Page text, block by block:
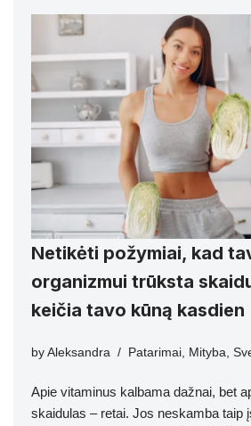
Netikėti požymiai, kad
organizmui trūksta
keičia tavo kūną kasdien
by Aleksandra Patarimai, Mityba,
Apie vitaminus kalbama dažnai, bet
skaidulas – retai. Jos neskamba taip